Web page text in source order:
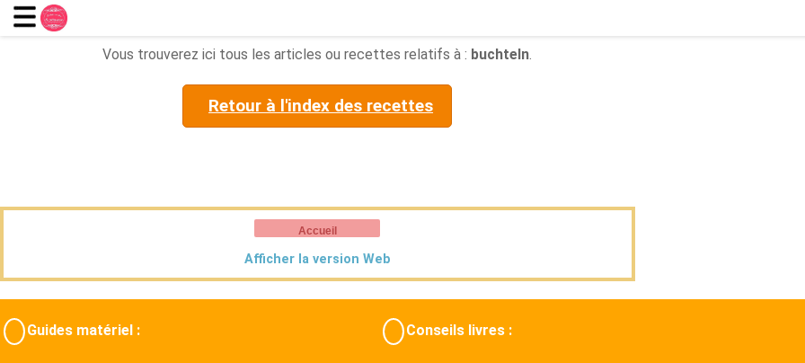
Vous trouverez ici tous les articles ou recettes relatifs à : buchteln
Retour à l'index des recettes
Accueil
Afficher la version Web
Guides matériel : Conseils livres :